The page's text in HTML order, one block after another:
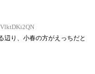
VlktDKi2QN
辺り、小春の方がえっちだと